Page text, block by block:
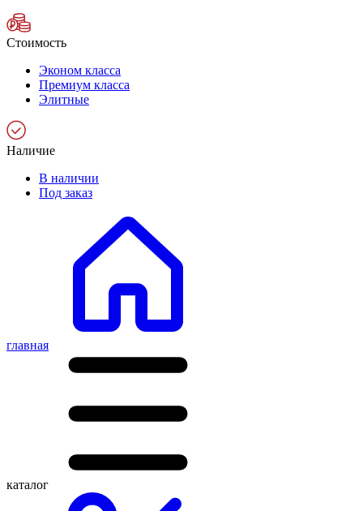
Стоимость
Эконом класса
Премиум класса
Элитные
Наличие
В наличии
Под заказ
главная
каталог